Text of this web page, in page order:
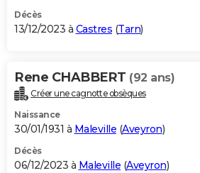
Décès
13/12/2023 à Castres (Tarn)
Rene CHABBERT (92 ans)
Créer une cagnotte obsèques
Naissance
30/01/1931 à Maleville (Aveyron)
Décès
06/12/2023 à Maleville (Aveyron)